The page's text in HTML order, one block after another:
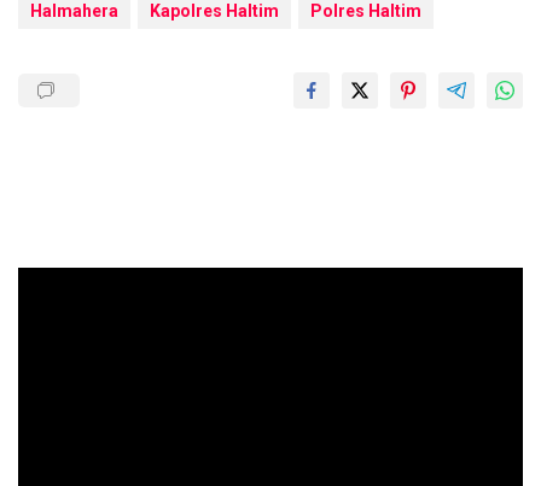
Halmahera Kapolres Haltim Polres Haltim